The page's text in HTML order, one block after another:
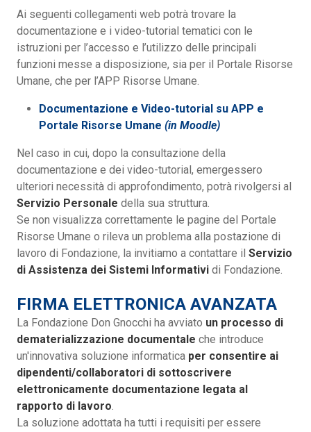
Ai seguenti collegamenti web potrà trovare la
documentazione e i video-tutorial tematici con le
istruzioni per l’accesso e l’utilizzo delle principali
funzioni messe a disposizione, sia per il Portale Risorse
Umane, che per l’APP Risorse Umane.
Documentazione e Video-tutorial su APP e
Portale Risorse Umane (in Moodle)
Nel caso in cui, dopo la consultazione della
documentazione e dei video-tutorial, emergessero
ulteriori necessità di approfondimento, potrà rivolgersi al
Servizio Personale della sua struttura.
Se non visualizza correttamente le pagine del Portale
Risorse Umane o rileva un problema alla postazione di
lavoro di Fondazione, la invitiamo a contattare il Servizio
di Assistenza dei Sistemi Informativi di Fondazione.
FIRMA ELETTRONICA AVANZATA
La Fondazione Don Gnocchi ha avviato un processo di
dematerializzazione documentale che introduce
un'innovativa soluzione informatica per consentire ai
dipendenti/collaboratori di sottoscrivere
elettronicamente documentazione legata al
rapporto di lavoro.
La soluzione adottata ha tutti i requisiti per essere